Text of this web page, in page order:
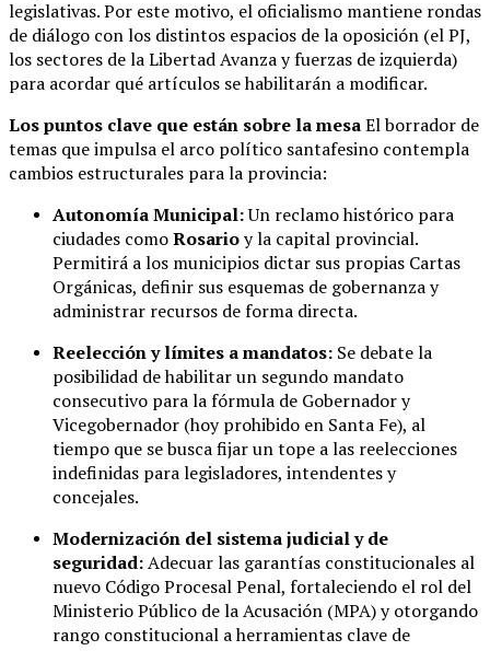
legislativas. Por este motivo, el oficialismo mantiene rondas
de diálogo con los distintos espacios de la oposición (el PJ,
los sectores de la Libertad Avanza y fuerzas de izquierda)
para acordar qué artículos se habilitarán a modificar.
Los puntos clave que están sobre la mesaEl borrador de
temas que impulsa el arco político santafesino contempla
cambios estructurales para la provincia:
Autonomía Municipal:Un reclamo histórico para
ciudades comoRosarioy la capital provincial.
Permitirá a los municipios dictar sus propias Cartas
Orgánicas, definir sus esquemas de gobernanza y
administrar recursos de forma directa.
Reelección y límites a mandatos: Se debate la
posibilidad de habilitar un segundo mandato
consecutivo para la fórmula de Gobernador y
Vicegobernador (hoy prohibido en Santa Fe), al
tiempo que se busca fijar un tope a las reelecciones
indefinidas para legisladores, intendentes y
concejales.
Modernización del sistema judicial y de
seguridad:Adecuar las garantías constitucionales al
nuevo Código Procesal Penal, fortaleciendo el rol del
Ministerio Público de la Acusación (MPA) y otorgando
rango constitucional a herramientas clave de